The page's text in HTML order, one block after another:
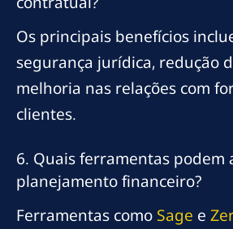
Os principais benefícios
segurança jurídica, redução
melhoria nas relações com
clientes.
6. Quais ferramentas podem
planejamento financeiro?
Ferramentas como Sage e